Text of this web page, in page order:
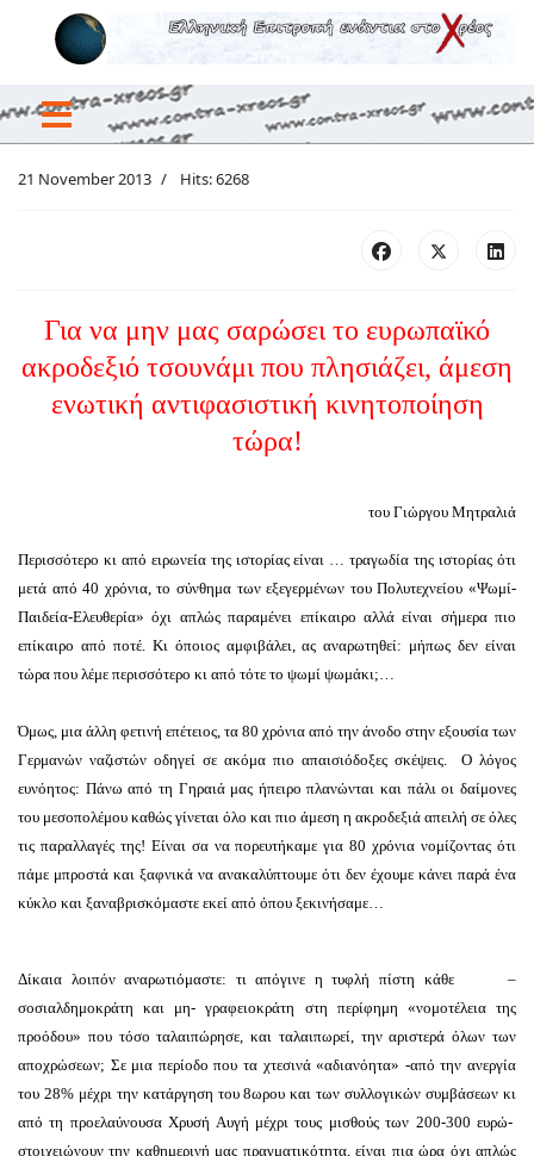
21 November 2013 Hits: 6268
Για να μην μας σαρώσει το ευρωπαϊκό
ακροδεξιό τσουνάμι που πλησιάζει, άμεση
ενωτική αντιφασιστική κινητοποίηση
τώρα!
του Γιώργου Μητραλιά
Περισσότερο κι από ειρωνεία της ιστορίας είναι … τραγωδία της ιστορίας ότι
μετά από 40 χρόνια, το σύνθημα των εξεγερμένων του Πολυτεχνείου «Ψωμί-
Παιδεία-Ελευθερία» όχι απλώς παραμένει επίκαιρο αλλά είναι σήμερα πιο
επίκαιρο από ποτέ. Κι όποιος αμφιβάλει, ας αναρωτηθεί: μήπως δεν είναι
τώρα που λέμε περισσότερο κι από τότε το ψωμί ψωμάκι;…
Όμως, μια άλλη φετινή επέτειος, τα 80 χρόνια από την άνοδο στην εξουσία των
Γερμανών ναζιστών οδηγεί σε ακόμα πιο απαισιόδοξες σκέψεις. Ο λόγος
ευνόητος: Πάνω από τη Γηραιά μας ήπειρο πλανώνται και πάλι οι δαίμονες
του μεσοπολέμου καθώς γίνεται όλο και πιο άμεση η ακροδεξιά απειλή σε όλες
τις παραλλαγές της! Είναι σα να πορευτήκαμε για 80 χρόνια νομίζοντας ότι
πάμε μπροστά και ξαφνικά να ανακαλύπτουμε ότι δεν έχουμε κάνει παρά ένα
κύκλο και ξαναβρισκόμαστε εκεί από όπου ξεκινήσαμε…
Δίκαια λοιπόν αναρωτιόμαστε: τι απόγινε η τυφλή πίστη κάθε –
σοσιαλδημοκράτη και μη- γραφειοκράτη στη περίφημη «νομοτέλεια της
προόδου» που τόσο ταλαιπώρησε, και ταλαιπωρεί, την αριστερά όλων των
αποχρώσεων; Σε μια περίοδο που τα χτεσινά «αδιανόητα» -από την ανεργία
του 28% μέχρι την κατάργηση του 8ωρου και των συλλογικών συμβάσεων κι
από τη προελαύνουσα Χρυσή Αυγή μέχρι τους μισθούς των 200-300 ευρώ-
στοιχειώνουν την καθημερινή μας πραγματικότητα, είναι πια ώρα όχι απλώς